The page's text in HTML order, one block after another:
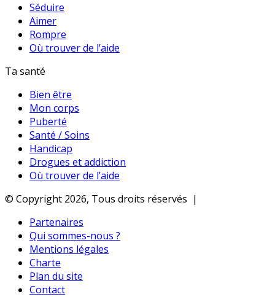
Séduire
Aimer
Rompre
Où trouver de l’aide
Ta santé
Bien être
Mon corps
Puberté
Santé / Soins
Handicap
Drogues et addiction
Où trouver de l’aide
© Copyright 2026, Tous droits réservés |
Partenaires
Qui sommes-nous ?
Mentions légales
Charte
Plan du site
Contact